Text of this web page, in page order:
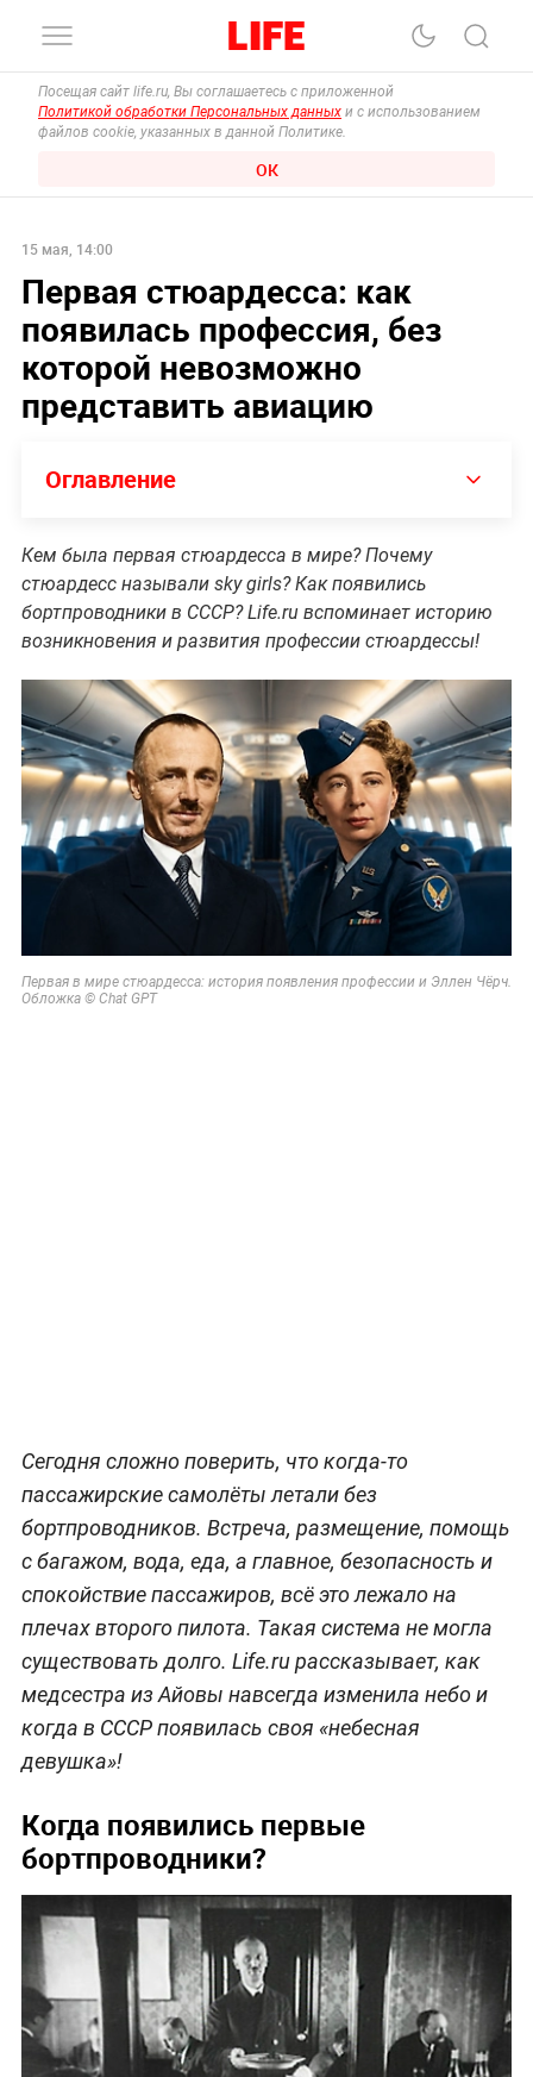
Посещая сайт life.ru, Вы соглашаетесь с приложенной
Политикой обработки Персональных данных и с использованием
файлов cookie, указанных в данной Политике.
ОК
15 мая, 14:00
Первая стюардесса: как
появилась профессия, без
которой невозможно
представить авиацию
Оглавление
Кем была первая стюардесса в мире? Почему
стюардесс называли sky girls? Как появились
бортпроводники в СССР? Life.ru вспоминает историю
возникновения и развития профессии стюардессы!
Первая в мире стюардесса: история появления профессии и Эллен Чёрч.
Обложка © Chat GPT
Сегодня сложно поверить, что когда-то
пассажирские самолёты летали без
бортпроводников. Встреча, размещение, помощь
с багажом, вода, еда, а главное, безопасность и
спокойствие пассажиров, всё это лежало на
плечах второго пилота. Такая система не могла
существовать долго. Life.ru рассказывает, как
медсестра из Айовы навсегда изменила небо и
когда в СССР появилась своя «небесная
девушка»!
Когда появились первые
бортпроводники?